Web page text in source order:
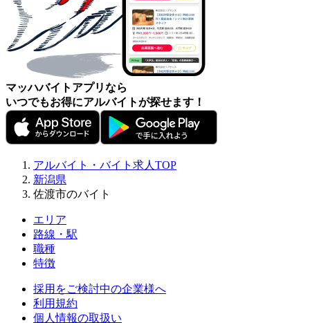
マッハバイトアプリなら
いつでもお得にアルバイトが探せます！
アルバイト・バイト求人TOP
新潟県
佐渡市のバイト
エリア
路線・駅
職種
特徴
採用をご検討中の企業様へ
利用規約
個人情報の取扱い